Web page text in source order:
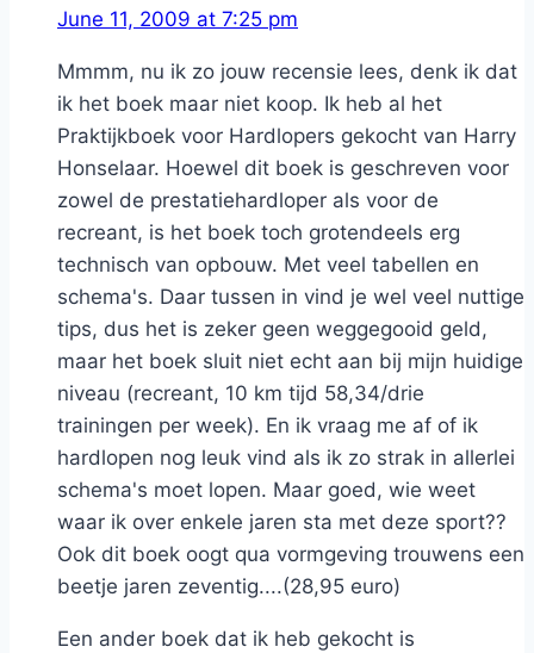
June 11, 2009 at 7:25 pm
Mmmm, nu ik zo jouw recensie lees, denk ik dat
ik het boek maar niet koop. Ik heb al het
Praktijkboek voor Hardlopers gekocht van Harry
Honselaar. Hoewel dit boek is geschreven voor
zowel de prestatiehardloper als voor de
recreant, is het boek toch grotendeels erg
technisch van opbouw. Met veel tabellen en
schema's. Daar tussen in vind je wel veel nuttige
tips, dus het is zeker geen weggegooid geld,
maar het boek sluit niet echt aan bij mijn huidige
niveau (recreant, 10 km tijd 58,34/drie
trainingen per week). En ik vraag me af of ik
hardlopen nog leuk vind als ik zo strak in allerlei
schema's moet lopen. Maar goed, wie weet
waar ik over enkele jaren sta met deze sport??
Ook dit boek oogt qua vormgeving trouwens een
beetje jaren zeventig....(28,95 euro)
Een ander boek dat ik heb gekocht is